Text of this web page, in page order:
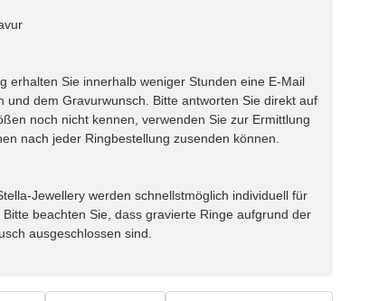
erhalten Sie innerhalb weniger Stunden eine E-Mail
dem Gravurwunsch. Bitte antworten Sie direkt auf
noch nicht kennen, verwenden Sie zur Ermittlung
nach jeder Ringbestellung zusenden können.
Jewellery werden schnellstmöglich individuell für
beachten Sie, dass gravierte Ringe aufgrund der
ausgeschlossen sind.